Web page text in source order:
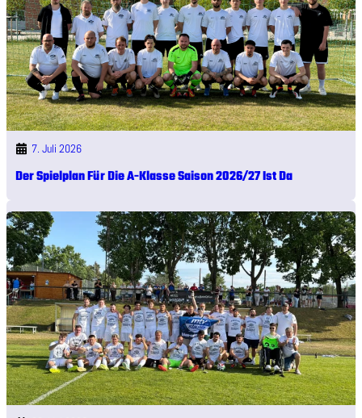
7. Juli 2026
Der Spielplan Für Die A-Klasse Saison 2026/27 Ist Da